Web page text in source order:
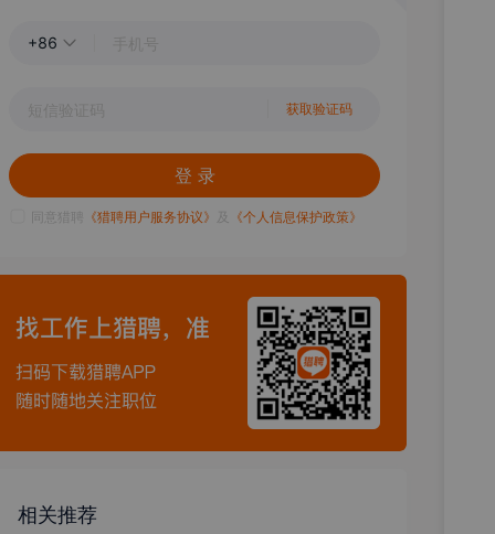
+86
获取验证码
登 录
同意猎聘 《猎聘用户服务协议》 及 《个人信息保护政策》
相关推荐